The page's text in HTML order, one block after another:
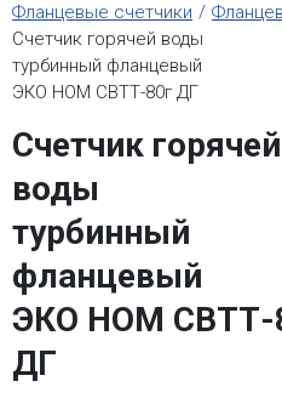
Фланцевые счетчики
Счетчик горячей воды
турбинный фланцевый
ЭКО НОМ СВТТ-80г ДГ
Счетчик горячей
воды
турбинный
фланцевый
ЭКО НОМ СВТТ-
ДГ